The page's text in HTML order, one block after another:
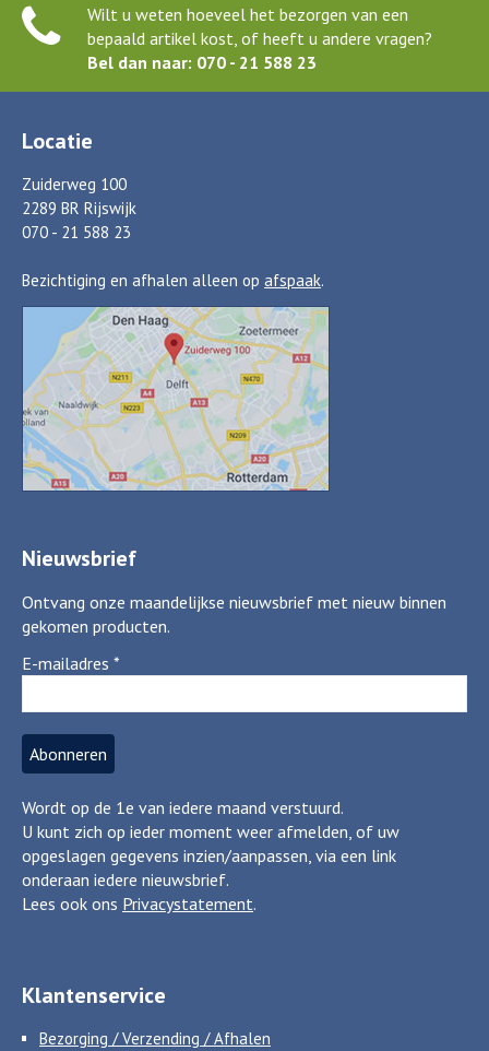
Wilt u weten hoeveel het bezorgen van een
bepaald artikel kost, of heeft u andere vragen?
Bel dan naar: 070 - 21 588 23
Locatie
Zuiderweg 100
2289 BR Rijswijk
070 - 21 588 23
Bezichtiging en afhalen alleen op afspaak.
Nieuwsbrief
Ontvang onze maandelijkse nieuwsbrief met nieuw binnen
gekomen producten.
E-mailadres *
Wordt op de 1e van iedere maand verstuurd.
U kunt zich op ieder moment weer afmelden, of uw
opgeslagen gegevens inzien/aanpassen, via een link
onderaan iedere nieuwsbrief.
Lees ook ons Privacystatement.
Klantenservice
Bezorging / Verzending / Afhalen